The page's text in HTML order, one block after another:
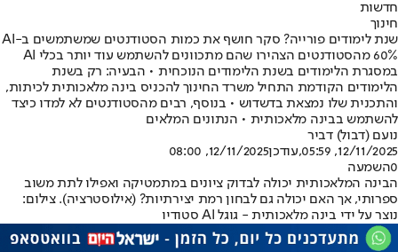
חדשות
חינוך
שנת לימודים פורייה? סקר חושף את כמות הסטודנטים שמשתמשים ב-AI
60% מהסטודנטים הצהירו שהם מתכוונים להשתמש עוד יותר בכלי AI
במסגרת הלימודים בשנת הלימודים הנוכחית • הבעיה: רק בשנת
הלימודים הקודמת התחיל משרד החינוך להכניס בינה מלאכותית לכיתות,
והתכנית שלו נמצאת בדשדוש • בנוסף, רבים מהסטודנטים לא למדו כיצד
להשתמש בבינה מלאכותית • הנתונים המלאים
נועם (דבול) דביר
12/11/2025, 05:59
,עודכן12/11/2025, 08:00
0השמעה
הבינה המלאכותית יכולה לבדוק ציונים במתמטיקה ואפילו לתת משוב
ספרותי, אך האם יכולה גם לבחון רמת יצירתיות? (אילוסטרציה). צילום:
נוצר על ידי בינה מלאכותית - גוגל AI סטודיו